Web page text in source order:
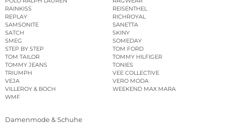
RAINKISS
REISENTHEL
REPLAY
RICHROYAL
SAMSONITE
SANETTA
SATCH
SKINY
SMEG
SOMEDAY
STEP BY STEP
TOM FORD
TOM TAILOR
TOMMY HILFIGER
TOMMY JEANS
TONIES
TRIUMPH
VEE COLLECTIVE
VEJA
VERO MODA
VILLEROY & BOCH
WEEKEND MAX MARA
WMF
Damenmode & Schuhe